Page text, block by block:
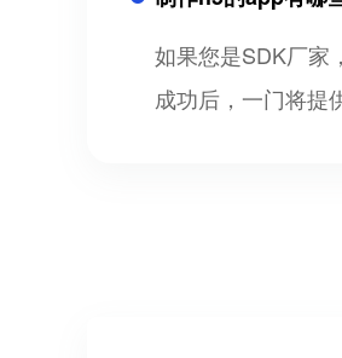
如果您是SDK厂家
成功后，一门将提